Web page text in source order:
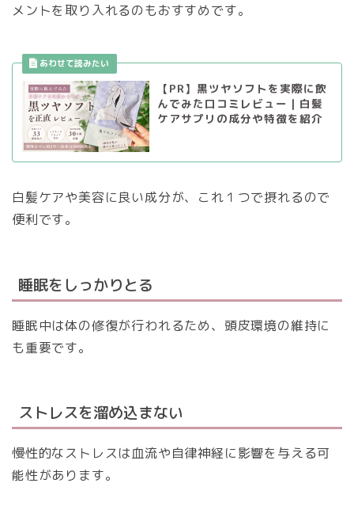
メントを取り入れるのもおすすめです。
【PR】黒ツヤソフトを実際に飲
んでみた口コミレビュー｜白髪
ケアサプリの成分や特徴を紹介
白髪ケアや美容に良い成分が、これ１つで摂れるので
便利です。
睡眠をしっかりとる
睡眠中は体の修復が行われるため、頭皮環境の維持に
も重要です。
ストレスを溜め込まない
慢性的なストレスは血流や自律神経に影響を与える可
能性があります。